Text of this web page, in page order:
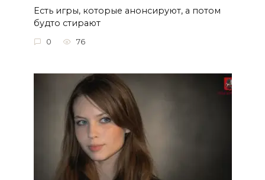
Есть игры, которые анонсируют, а потом
будто стирают
0 76